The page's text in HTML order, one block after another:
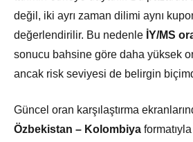
değil, iki ayrı zaman dilimi aynı
değerlendirilir. Bu nedenle İY/MS
sonucu bahsine göre daha yüksek
ancak risk seviyesi de belirgin
Güncel oran karşılaştırma
Özbekistan – Kolombiya